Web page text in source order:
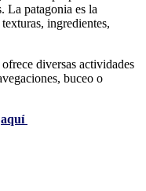
La patagonia es la
ingredientes,
diversas actividades
buceo o
aquí